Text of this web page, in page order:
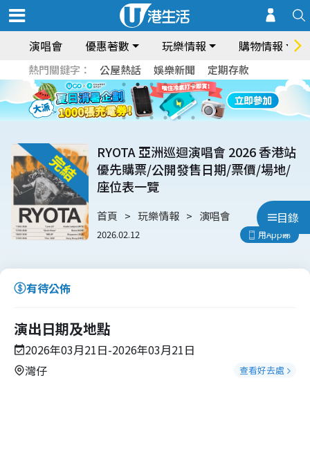
演唱會 優惠著數 玩樂情報 購物情報
熱門關鍵字： 公屋熱話 娛樂新聞 定期存款
目錄
RYOTA 亞洲巡迴演唱會 2026 香港站
優先購票/公開發售日期/票價/場地/
座位表一覽
首頁 玩樂情報 演唱會
2026.02.12 用App睇
有待公佈
演出日期及地點
2026年03月21日-2026年03月21日
灣仔
查看好去處